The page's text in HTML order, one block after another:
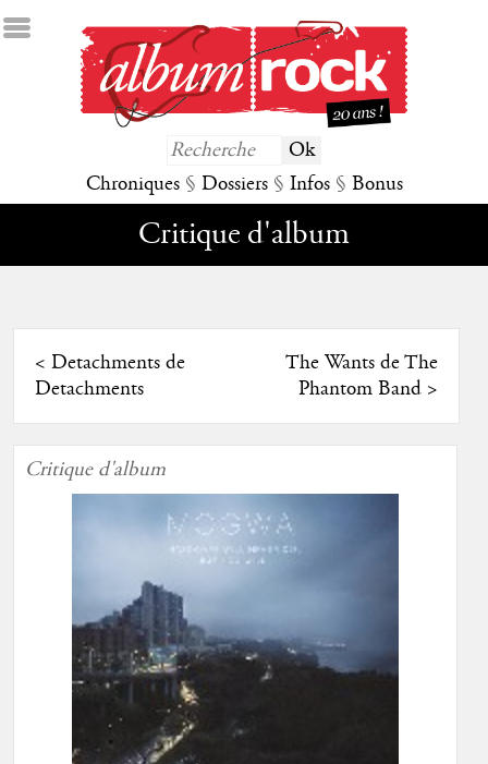
Chroniques § Dossiers § Infos § Bonus
Critique d'album
< Detachments de
Detachments
The Wants de The
Phantom Band>
Critique d'album